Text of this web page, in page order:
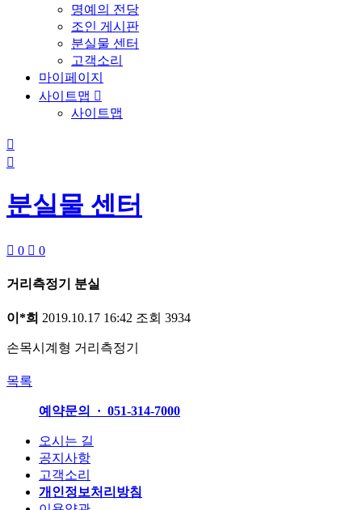
명예의 전당
조인 게시판
분실물 센터
고객소리
마이페이지
사이트맵 
사이트맵


분실물 센터
 0  0
거리측정기 분실
이*희 2019.10.17 16:42 조회 3934
손목시계형 거리측정기
목록
예약문의 · 051-314-7000
오시는 길
공지사항
고객소리
개인정보처리방침